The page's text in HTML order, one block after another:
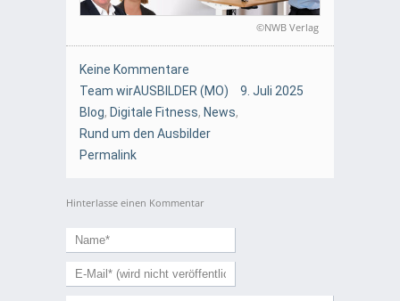
©NWB Verlag
Keine Kommentare
Team wirAUSBILDER (MO)
9. Juli 2025
Blog, Digitale Fitness, News,
Rund um den Ausbilder
Permalink
Hinterlasse einen Kommentar